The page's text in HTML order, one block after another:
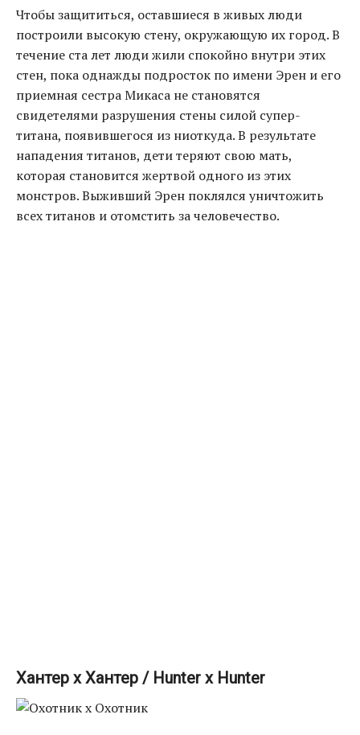
Чтобы защититься, оставшиеся в живых люди
построили высокую стену, окружающую их город. В
течение ста лет люди жили спокойно внутри этих
стен, пока однажды подросток по имени Эрен и его
приемная сестра Микаса не становятся
свидетелями разрушения стены силой супер-
титана, появившегося из ниоткуда. В результате
нападения титанов, дети теряют свою мать,
которая становится жертвой одного из этих
монстров. Выживший Эрен поклялся уничтожить
всех титанов и отомстить за человечество.
Хантер х Хантер / Hunter x Hunter